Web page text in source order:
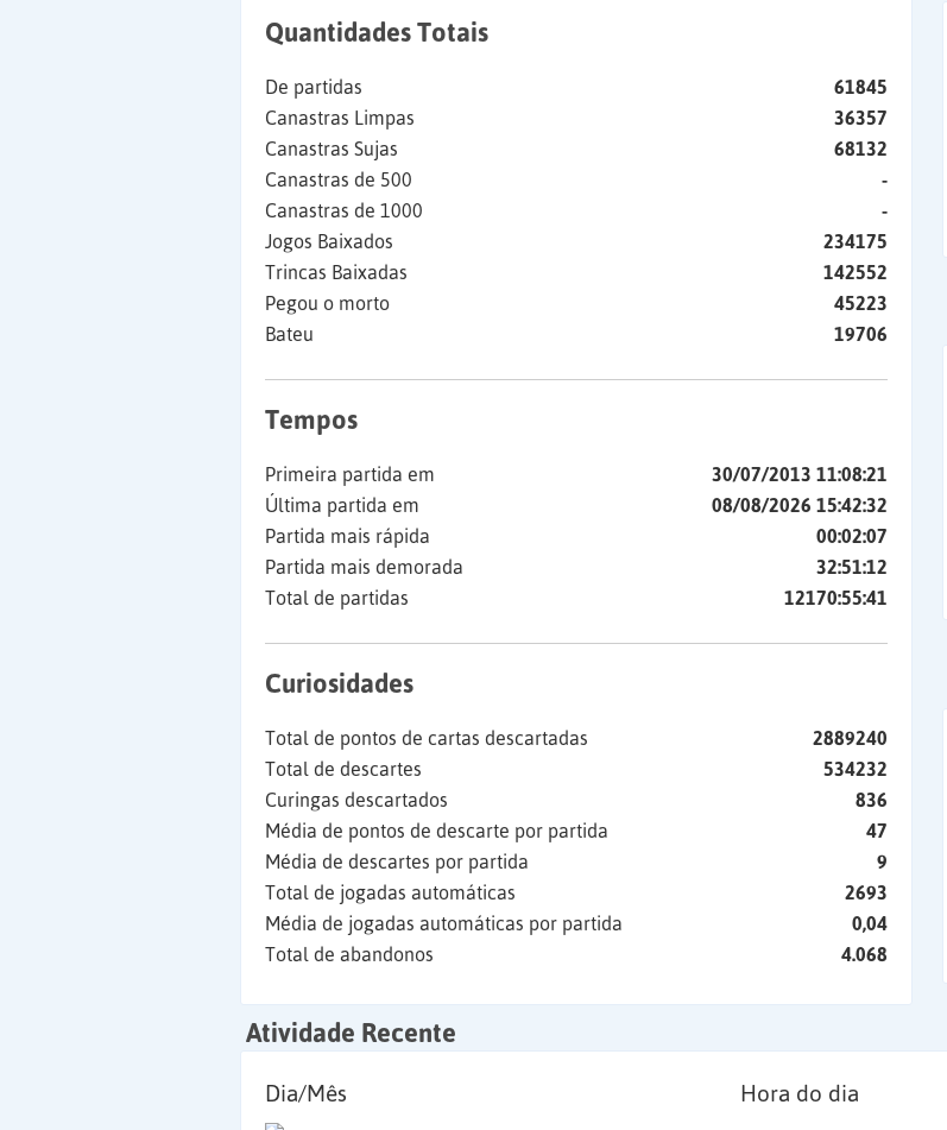
Quantidades Totais
De partidas
61845
Canastras Limpas
36357
Canastras Sujas
68132
Canastras de 500
-
Canastras de 1000
-
Jogos Baixados
234175
Trincas Baixadas
142552
Pegou o morto
45223
Bateu
19706
Tempos
Primeira partida em
30/07/2013 11:08:21
Última partida em
08/08/2026 15:42:32
Partida mais rápida
00:02:07
Partida mais demorada
32:51:12
Total de partidas
12170:55:41
Curiosidades
Total de pontos de cartas descartadas
2889240
Total de descartes
534232
Curingas descartados
836
Média de pontos de descarte por partida
47
Média de descartes por partida
9
Total de jogadas automáticas
2693
Média de jogadas automáticas por partida
0,04
Total de abandonos
4.068
Atividade Recente
Dia/Mês Hora do dia